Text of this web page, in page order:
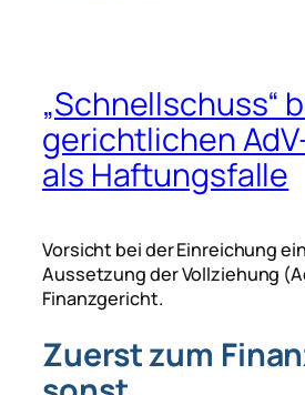
„Schnellschuss“
gerichtlichen
als Haftungsfalle
Vorsicht bei der Einreichung
Aussetzung der Vollziehung
Finanzgericht.
Zuerst zum